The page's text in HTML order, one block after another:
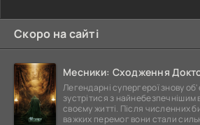
Скоро на сайті
Месники: Сходження
Легендарні супергерої знову
зустрітися з найнебезпечнішим
своєму житті. Після численних
важких перемог вони стали